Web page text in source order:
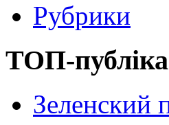
Рубрики
ТОП-
Зеленский